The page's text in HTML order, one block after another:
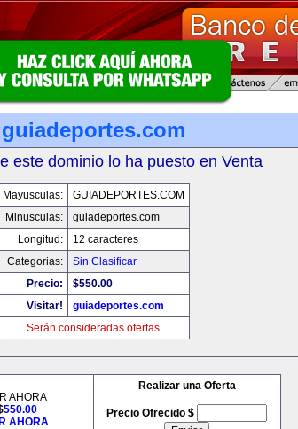
guiadeportes.com
este dominio lo ha puesto en Venta
Mayusculas:
GUIADEPORTES.COM
Minusculas:
guiadeportes.com
Longitud:
12 caracteres
Categorias:
Sin Clasificar
Precio:
$550.00
Visitar!
guiadeportes.com
Serán consideradas ofertas
AHORA
550.00
AHORA
Realizar una Oferta
Precio Ofrecido $